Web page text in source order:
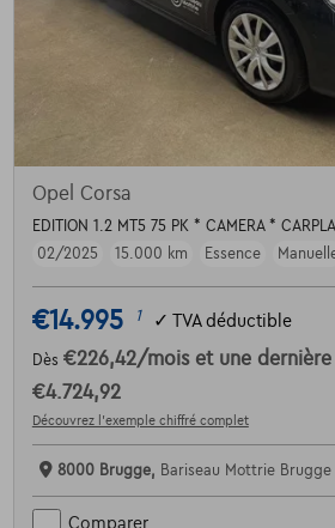
Opel Corsa
EDITION 1.2 MT5 75 PK * CAMERA *
02/2025
15.000 km Essence
€14.995 1 ✓ TVA déductible
Dès €226,42/mois et une
€4.724,92
Découvrez l’exemple chiffré complet
8000 Brugge, Bariseau Mottrie Brugge
Comparer